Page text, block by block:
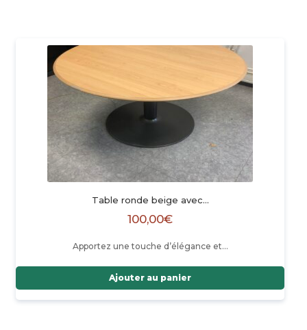
Table ronde beige avec…
100,00€
Apportez une touche d’élégance et…
Ajouter au panier